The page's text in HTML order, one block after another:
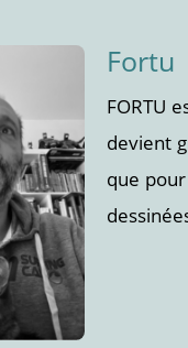
Fortu
FORTU
devient
que